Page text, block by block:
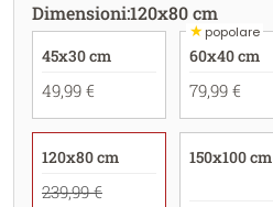
Dimensioni:120x80 cm
45x30 cm
49,99 €
★popolare
60x40 cm
79,99 €
120x80 cm
239,99 €
150x100 cm